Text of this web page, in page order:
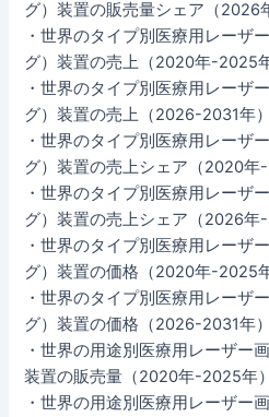
グ）装置の販売量シェア（2026
・世界のタイプ別医療用レーザ
グ）装置の売上（2020年-2025年
・世界のタイプ別医療用レーザ
グ）装置の売上（2026-2031年）
・世界のタイプ別医療用レーザ
グ）装置の売上シェア（2020年-
・世界のタイプ別医療用レーザ
グ）装置の売上シェア（2026年-
・世界のタイプ別医療用レーザ
グ）装置の価格（2020年-2025年
・世界のタイプ別医療用レーザ
グ）装置の価格（2026-2031年）
・世界の用途別医療用レーザー
装置の販売量（2020年-2025年）
・世界の用途別医療用レーザー